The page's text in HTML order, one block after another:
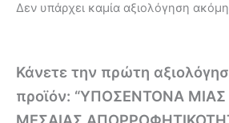
Δεν υπάρχει καμία αξιολόγηση
Κάνετε την πρώτη
προϊόν: “ΥΠΟΣΕΝΤΟΝΑ